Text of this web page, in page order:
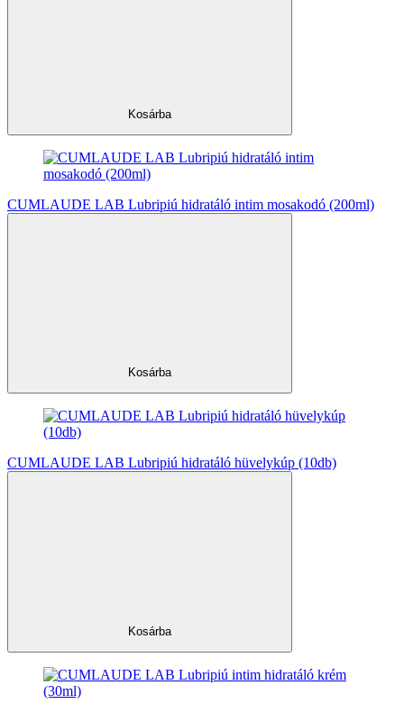
Kosárba
CUMLAUDE LAB Lubripiú hidratáló intim mosakodó (200ml)
Kosárba
CUMLAUDE LAB Lubripiú hidratáló hüvelykúp (10db)
Kosárba